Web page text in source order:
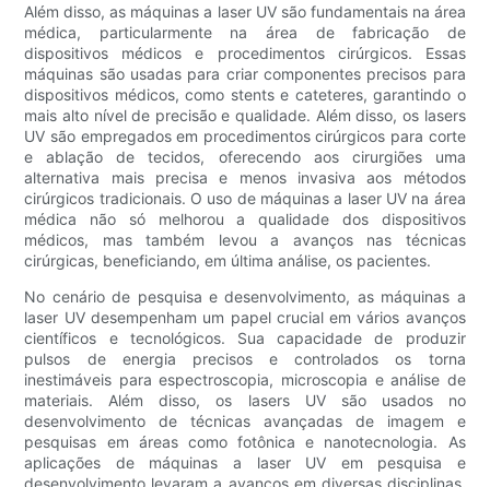
Além disso, as máquinas a laser UV são fundamentais na área
médica, particularmente na área de fabricação de
dispositivos médicos e procedimentos cirúrgicos. Essas
máquinas são usadas para criar componentes precisos para
dispositivos médicos, como stents e cateteres, garantindo o
mais alto nível de precisão e qualidade. Além disso, os lasers
UV são empregados em procedimentos cirúrgicos para corte
e ablação de tecidos, oferecendo aos cirurgiões uma
alternativa mais precisa e menos invasiva aos métodos
cirúrgicos tradicionais. O uso de máquinas a laser UV na área
médica não só melhorou a qualidade dos dispositivos
médicos, mas também levou a avanços nas técnicas
cirúrgicas, beneficiando, em última análise, os pacientes.
No cenário de pesquisa e desenvolvimento, as máquinas a
laser UV desempenham um papel crucial em vários avanços
científicos e tecnológicos. Sua capacidade de produzir
pulsos de energia precisos e controlados os torna
inestimáveis ​​para espectroscopia, microscopia e análise de
materiais. Além disso, os lasers UV são usados ​​no
desenvolvimento de técnicas avançadas de imagem e
pesquisas em áreas como fotônica e nanotecnologia. As
aplicações de máquinas a laser UV em pesquisa e
desenvolvimento levaram a avanços em diversas disciplinas,